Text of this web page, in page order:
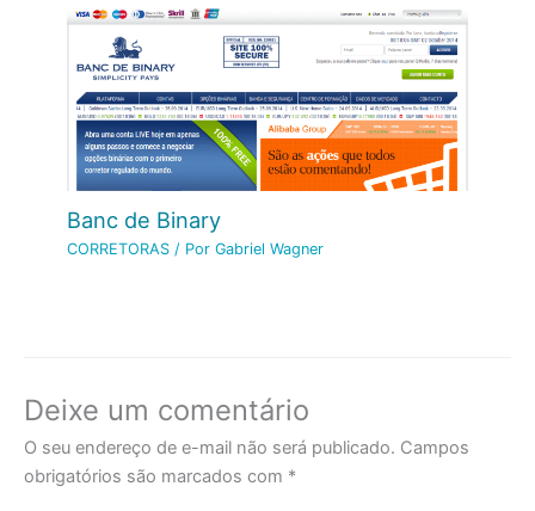
Banc de Binary
CORRETORAS / PorGabriel Wagner
Deixe um comentário
O seu endereço de e-mail não será publicado. Campos
obrigatórios são marcados com *